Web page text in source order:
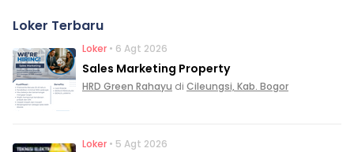
Loker Terbaru
Loker • 6 Agt 2026
Sales Marketing Property
HRD Green Rahayu di Cileungsi, Kab. Bogor
Loker • 5 Agt 2026